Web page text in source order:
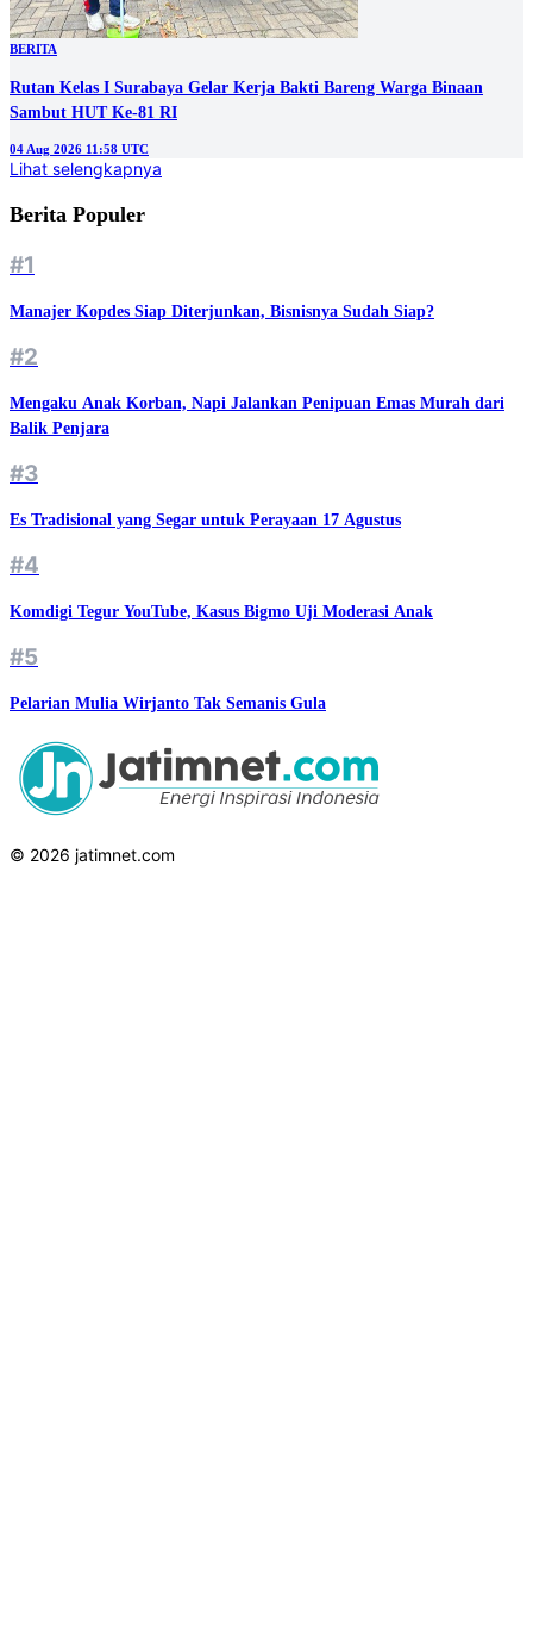
BERITA
Rutan Kelas I Surabaya Gelar Kerja Bakti Bareng Warga Binaan
Sambut HUT Ke-81 RI
04 Aug 2026 11:58 UTC
Lihat selengkapnya
Berita Populer
#1
Manajer Kopdes Siap Diterjunkan, Bisnisnya Sudah Siap?
#2
Mengaku Anak Korban, Napi Jalankan Penipuan Emas Murah dari
Balik Penjara
#3
Es Tradisional yang Segar untuk Perayaan 17 Agustus
#4
Komdigi Tegur YouTube, Kasus Bigmo Uji Moderasi Anak
#5
Pelarian Mulia Wirjanto Tak Semanis Gula
© 2026 jatimnet.com